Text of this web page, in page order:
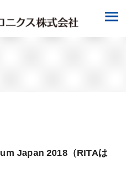
Japan 2018（RITAは